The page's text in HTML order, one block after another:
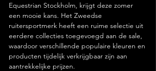
Equestrian Stockholm, krijgt deze zomer
een mooie kans. Het Zweedse
ruitersportmerk heeft een ruime selectie uit
eerdere collecties toegevoegd aan de sale,
waardoor verschillende populaire kleuren en
producten tijdelijk verkrijgbaar zijn aan
aantrekkelijke prijzen.